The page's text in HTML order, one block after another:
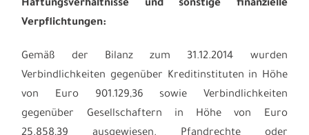
Haftungsverhältnisse und sonstige finanzielle
Verpflichtungen:
Gemäß der Bilanz zum 31.12.2014 wurden
Verbindlichkeiten gegenüber Kreditinstituten in Höhe
von Euro 901.129,36 sowie Verbindlichkeiten
gegenüber Gesellschaftern in Höhe von Euro